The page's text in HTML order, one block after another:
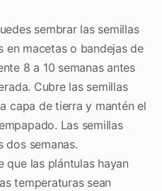
sembrar las semillas
en macetas o bandejas de
8 a 10 semanas antes
Cubre las semillas
capa de tierra y mantén el
Las semillas
dos semanas.
que las plántulas hayan
temperaturas sean